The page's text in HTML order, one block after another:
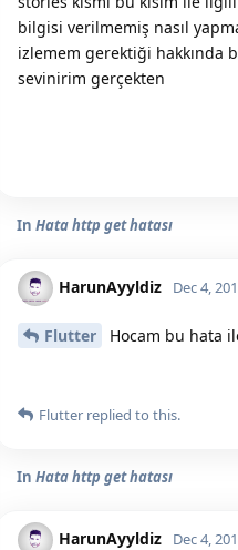
bilgisi verilmemiş nasıl
izlemem gerektiği hakkında
sevinirim gerçekten
In Hata http get hatası
HarunAyyldiz Dec 4,
Flutter Hocam bu hata
Flutter replied to this.
In Hata http get hatası
HarunAyyldiz Dec 4,